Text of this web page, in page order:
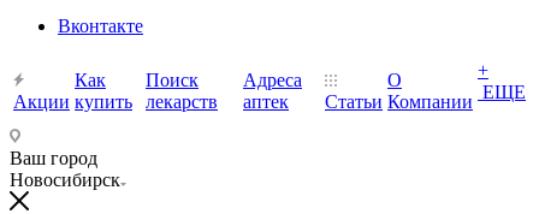
Вконтакте
Акции
Как
купить
Поиск
лекарств
Адреса
аптек
Статьи
О
Компании
+
ЕЩЕ
Ваш город
Новосибирск